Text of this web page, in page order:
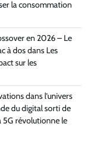
la consommation
en 2026 – Le
à dosdans Les
sur les
dans l’univers
du digital sorti de
5G révolutionne le